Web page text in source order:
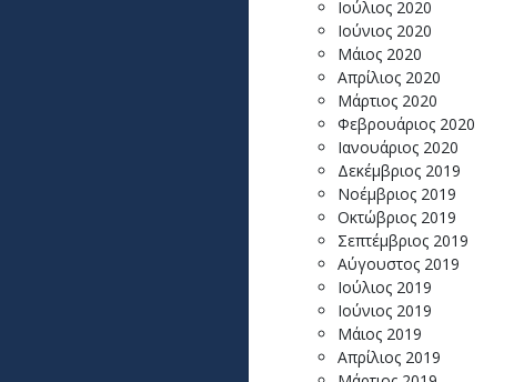
Ιούλιος 2020
Ιούνιος 2020
Μάιος 2020
Απρίλιος 2020
Μάρτιος 2020
Φεβρουάριος 2020
Ιανουάριος 2020
Δεκέμβριος 2019
Νοέμβριος 2019
Οκτώβριος 2019
Σεπτέμβριος 2019
Αύγουστος 2019
Ιούλιος 2019
Ιούνιος 2019
Μάιος 2019
Απρίλιος 2019